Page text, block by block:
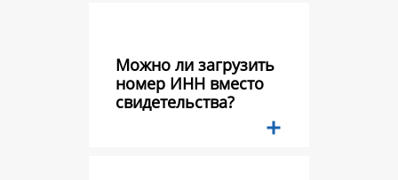
Можно ли загрузить
номер ИНН вместо
свидетельства?